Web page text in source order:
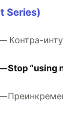
Series)
Stop “using